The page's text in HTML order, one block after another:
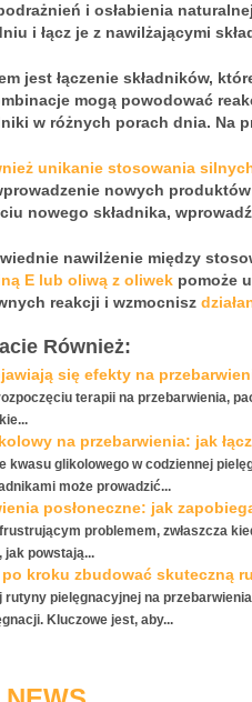
i osłabienia
i łącz je z nawilżającymi
jest łączenie składników,
mogą powodować
w różnych porach dnia. Na
unikanie stosowania
nowych
nowego składnika,
nawilżenie między
E lub oliwą z oliwek pomoże
reakcji i wzmocnisz
Również:
się efekty na
terapii na przebarwienia,
na przebarwienia: jak
kwasu glikolowego w codziennej
może prowadzić...
posłoneczne: jak
problemem, zwłaszcza
jak powstają...
kroku zbudować skuteczną
rutyny pielęgnacyjnej na
Kluczowe jest, aby...